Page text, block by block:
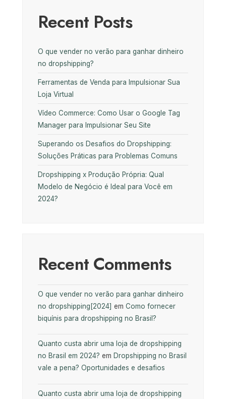
Recent Posts
O que vender no verão para ganhar dinheiro
no dropshipping?
Ferramentas de Venda para Impulsionar Sua
Loja Virtual
Vídeo Commerce: Como Usar o Google Tag
Manager para Impulsionar Seu Site
Superando os Desafios do Dropshipping:
Soluções Práticas para Problemas Comuns
Dropshipping x Produção Própria: Qual
Modelo de Negócio é Ideal para Você em
2024?
Recent Comments
O que vender no verão para ganhar dinheiro
no dropshipping[2024] em Como fornecer
biquínis para dropshipping no Brasil?
Quanto custa abrir uma loja de dropshipping
no Brasil em 2024? em Dropshipping no Brasil
vale a pena? Oportunidades e desafios
Quanto custa abrir uma loja de dropshipping